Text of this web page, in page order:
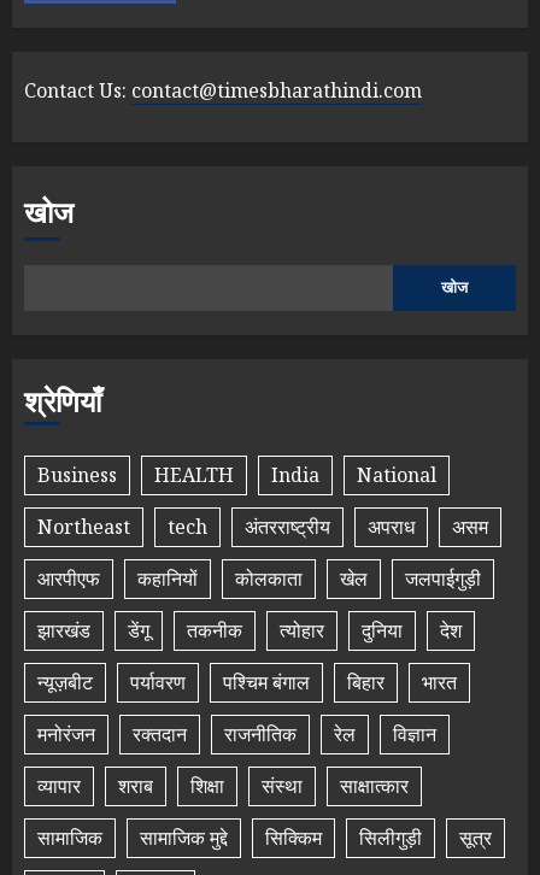
Contact Us: contact@timesbharathindi.com
खोज
खोज
श्रेणियाँ
Business HEALTH India
National
Northeast
tech अंतरराष्ट्रीय अपराध
असम
आरपीएफ
कहानियों कोलकाता खेल
जलपाईगुड़ी
झारखंड
डेंगू तकनीक त्योहार दुनिया
देश
न्यूज़बीट
पर्यावरण पश्चिम बंगाल बिहार
भारत
मनोरंजन
रक्तदान राजनीतिक रेल
विज्ञान
व्यापार
शराब शिक्षा संस्था
साक्षात्कार
सामाजिक
सामाजिक मुद्दे सिक्किम सिलीगुड़ी सूत्र